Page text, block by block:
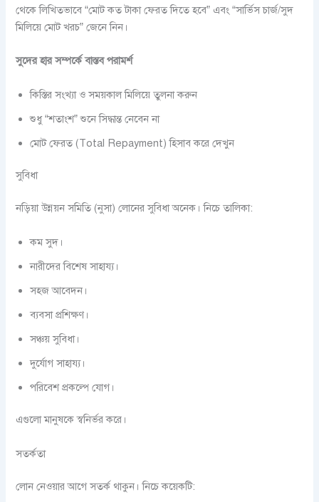
থেকে লিখিতভাবে “মোট কত টাকা ফেরত দিতে হবে” এবং “সার্ভিস চার্জ/সুদ
মিলিয়ে মোট খরচ” জেনে নিন।
সুদের হার সম্পর্কে বাস্তব পরামর্শ
কিস্তির সংখ্যা ও সময়কাল মিলিয়ে তুলনা করুন
শুধু “শতাংশ” শুনে সিদ্ধান্ত নেবেন না
মোট ফেরত (Total Repayment) হিসাব করে দেখুন
সুবিধা
নড়িয়া উন্নয়ন সমিতি (নুসা) লোনের সুবিধা অনেক। নিচে তালিকা:
কম সুদ।
নারীদের বিশেষ সাহায্য।
সহজ আবেদন।
ব্যবসা প্রশিক্ষণ।
সঞ্চয় সুবিধা।
দুর্যোগ সাহায্য।
পরিবেশ প্রকল্পে যোগ।
এগুলো মানুষকে স্বনির্ভর করে।
সতর্কতা
লোন নেওয়ার আগে সতর্ক থাকুন। নিচে কয়েকটি: